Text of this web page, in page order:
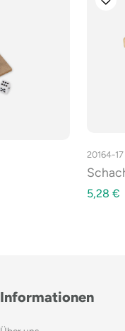
20164-17
5,28 €
Informationen